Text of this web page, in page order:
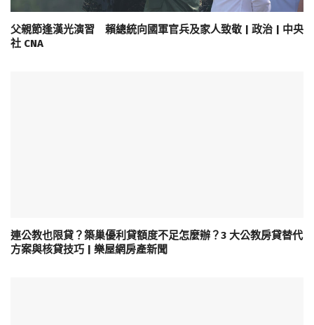
父親節逢漢光演習 賴總統向國軍官兵及家人致敬 | 政治 | 中央
社 CNA
連公教也限貸？築巢優利貸額度不足怎麼辦？3 大公教房貸替代
方案與核貸技巧 | 樂屋網房產新聞